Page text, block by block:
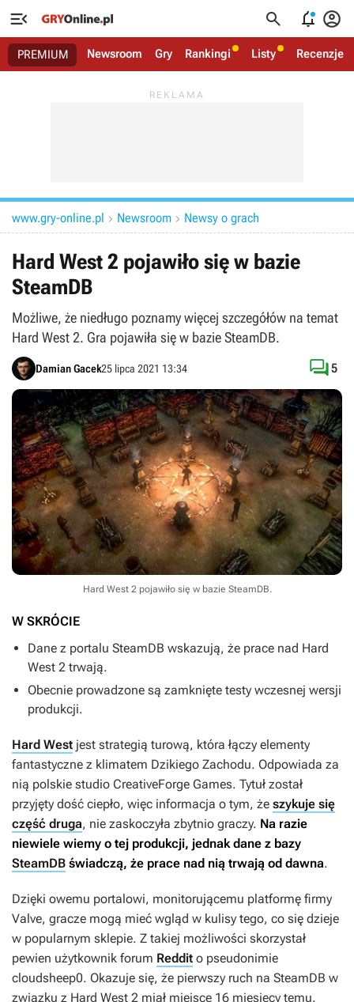
   
PREMIUM Newsroom Gry Rankingi Listy Recenzje
www.gry-online.pl  Newsroom  Newsy o grach
Hard West 2 pojawiło się w bazie
SteamDB
Możliwe, że niedługo poznamy więcej szczegółów na temat
Hard West 2. Gra pojawiła się w bazie SteamDB.
Damian Gacek25 lipca 2021 13:34 5
Hard West 2 pojawiło się w bazie SteamDB.
W SKRÓCIE
Dane z portalu SteamDB wskazują, że prace nad Hard
West 2 trwają.
Obecnie prowadzone są zamknięte testy wczesnej wersji
produkcji.
Hard West jest strategią turową, która łączy elementy
fantastyczne z klimatem Dzikiego Zachodu. Odpowiada za
nią polskie studio CreativeForge Games. Tytuł został
przyjęty dość ciepło, więc informacja o tym, że szykuje się
część druga, nie zaskoczyła zbytnio graczy. Na razie
niewiele wiemy o tej produkcji, jednak dane z bazy
SteamDB świadczą, że prace nad nią trwają od dawna.
Dzięki owemu portalowi, monitorującemu platformę firmy
Valve, gracze mogą mieć wgląd w kulisy tego, co się dzieje
w popularnym sklepie. Z takiej możliwości skorzystał
pewien użytkownik forum Reddit o pseudonimie
cloudsheep0. Okazuje się, że pierwszy ruch na SteamDB w
związku z Hard West 2 miał miejsce 16 miesięcy temu.